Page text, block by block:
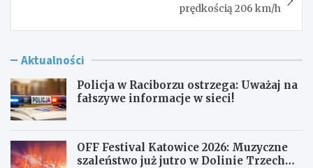
prędkością 206 km/h
Aktualności
Policja w Raciborzu ostrzega: Uważaj na
fałszywe informacje w sieci!
OFF Festival Katowice 2026: Muzyczne
szaleństwo już jutro w Dolinie Trzech